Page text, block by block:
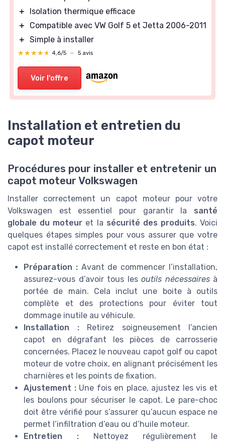
＋
Isolation thermique efficace
＋
Compatible avec VW Golf 5 et Jetta 2006-2011
＋ Simple à installer
★★★★★
★★★★★ 4,6/5 — 5 avis
Voir l'offre
Installation et entretien du
capot moteur
Procédures pour installer et entretenir un
capot moteur Volkswagen
Installer correctement un capot moteur pour votre
Volkswagen est essentiel pour garantir la santé
globale du moteur et la sécurité des produits. Voici
quelques étapes simples pour vous assurer que votre
capot est installé correctement et reste en bon état :
Préparation :Avant de commencer l’installation,
assurez-vous d’avoir tous les outils nécessairesà
portée de main. Cela inclut une boite à outils
complète et des protections pour éviter tout
dommage inutile au véhicule.
Installation :Retirez soigneusement l’ancien
capot en dégrafant les pièces de carrosserie
concernées. Placez le nouveau capot golf ou capot
moteur de votre choix, en alignant précisément les
charnières et les points de fixation.
Ajustement :Une fois en place, ajustez les vis et
les boulons pour sécuriser le capot. Le pare-choc
doit être vérifié pour s’assurer qu’aucun espace ne
permet l’infiltration d’eau ou d’huile moteur.
Entretien :Nettoyez régulièrement le